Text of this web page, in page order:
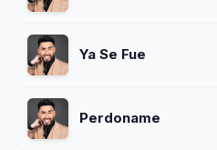
Ya Se Fue
Perdoname